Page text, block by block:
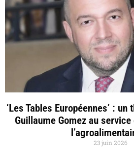
‘Les Tables Européennes’ :
Guillaume Gomez au
23 juin 2026